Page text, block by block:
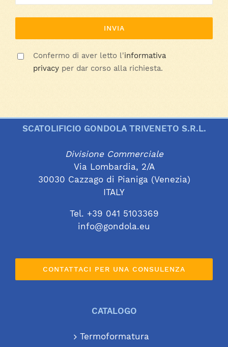
Confermo di aver letto l'informativa
privacy per dar corso alla richiesta.
SCATOLIFICIO GONDOLA TRIVENETO S.R.L.
Divisione Commerciale
Via Lombardia, 2/A
30030 Cazzago di Pianiga (Venezia)
ITALY
Tel. +39 041 5103369
info@gondola.eu
CONTATTACI PER UNA CONSULENZA
CATALOGO
Termoformatura